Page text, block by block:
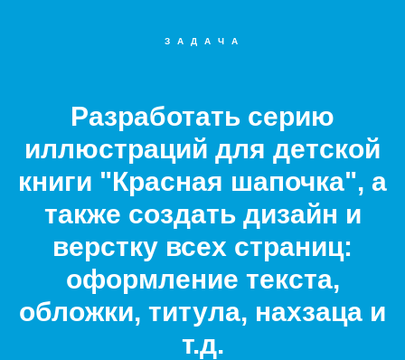
З А Д А Ч А
Разработать серию
иллюстраций для детской
книги "Красная шапочка", а
также создать дизайн и
верстку всех страниц:
оформление текста,
обложки, титула, нахзаца и
т.д.